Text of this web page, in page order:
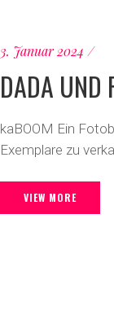
3. Januar 2024
DADA UND
kaBOOM Ein
Exemplare zu
VIEW MORE